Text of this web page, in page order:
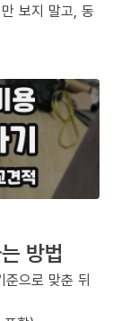
보지 말고, 동
방법
으로 맞춘 뒤